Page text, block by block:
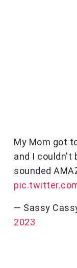
My Mom got
and I couldn't
sounded
— Sassy
2023